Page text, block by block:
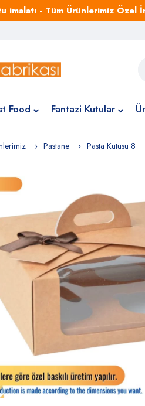
imalatı - Tüm Ürünlerimiz Özel
Food Fantazi Kutular
Pastane Pasta Kutusu 8